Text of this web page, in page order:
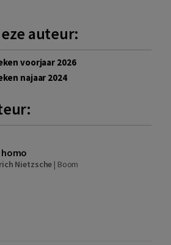
auteur:
voorjaar 2026
najaar 2024
homo
Nietzsche | Boom